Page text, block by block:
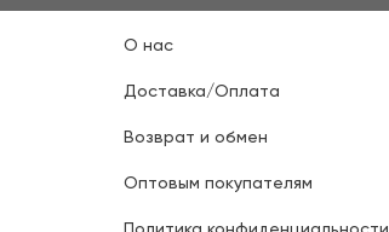
О нас
Доставка/Оплата
Возврат и обмен
Оптовым покупателям